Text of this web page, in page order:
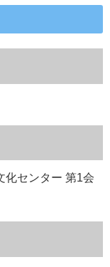
化センター 第1会